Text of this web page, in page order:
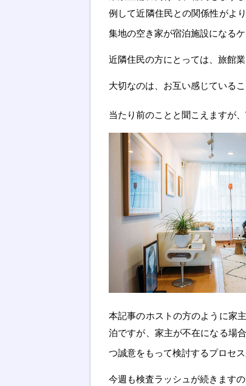
例して近隣住民との関係性がよ
集地の空き家が宿泊施設になる
近隣住民の方にとっては、旅館
大切なのは、お互い感じている
当たり前のことと聞こえますが
本記事のホストの方のように家
泊ですが、家主が不在になる場
つ誠意をもって検討するプロセ
今週も検査ラッシュが続きます